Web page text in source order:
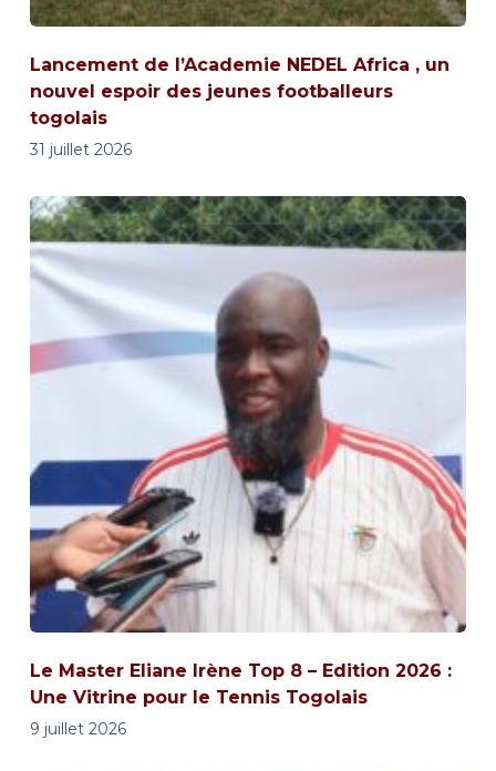
Lancement de l’Academie NEDEL Africa , un
nouvel espoir des jeunes footballeurs
togolais
31 juillet 2026
Le Master Eliane Irène Top 8 – Edition 2026 :
Une Vitrine pour le Tennis Togolais
9 juillet 2026